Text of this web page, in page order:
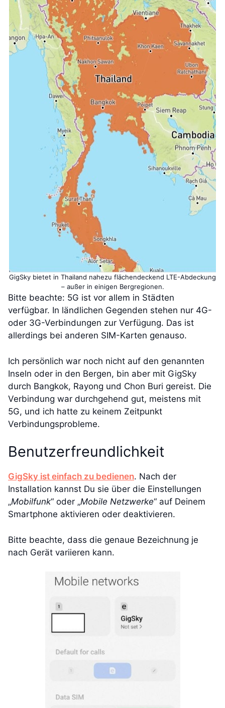
GigSky bietet in Thailand nahezu flächendeckend LTE-Abdeckung
– außer in einigen Bergregionen.
Bitte beachte: 5G ist vor allem in Städten
verfügbar. In ländlichen Gegenden stehen nur 4G-
oder 3G-Verbindungen zur Verfügung. Das ist
allerdings bei anderen SIM-Karten genauso.
Ich persönlich war noch nicht auf den genannten
Inseln oder in den Bergen, bin aber mit GigSky
durch Bangkok, Rayong und Chon Buri gereist. Die
Verbindung war durchgehend gut, meistens mit
5G, und ich hatte zu keinem Zeitpunkt
Verbindungsprobleme.
Benutzerfreundlichkeit
GigSky ist einfach zu bedienen. Nach der
Installation kannst Du sie über die Einstellungen
„Mobilfunk“ oder „Mobile Netzwerke“ auf Deinem
Smartphone aktivieren oder deaktivieren.
Bitte beachte, dass die genaue Bezeichnung je
nach Gerät variieren kann.